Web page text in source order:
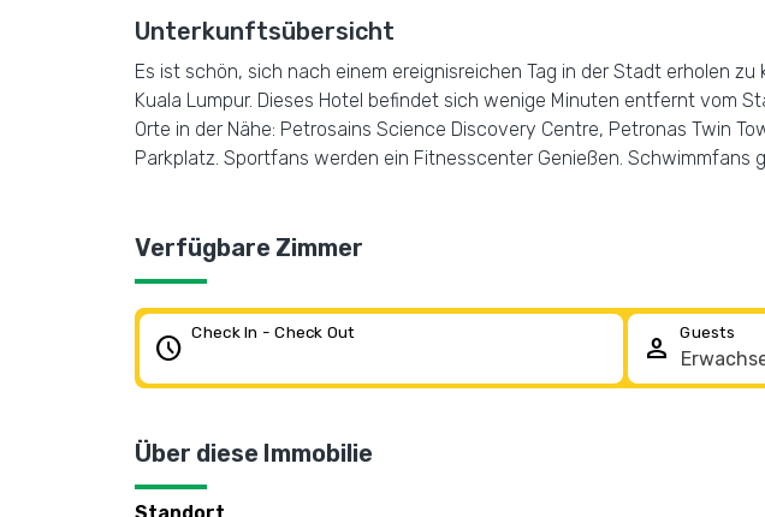
Unterkunftsübersicht
Es ist schön, sich nach einem ereignisreichen Tag in der Stadt erholen
Kuala Lumpur. Dieses Hotel befindet sich wenige Minuten entfernt vom
Orte in der Nähe: Petrosains Science Discovery Centre, Petronas Twin
Parkplatz. Sportfans werden ein Fitnesscenter Genießen. Schwimmfans
Verfügbare Zimmer
schedule Check In - Check Out person Guests
Über diese Immobilie